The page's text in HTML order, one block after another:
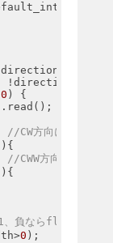
0 ) {
//CW方向に移動
){
//CWW方向に移動
){
負ならflag=0
0 );